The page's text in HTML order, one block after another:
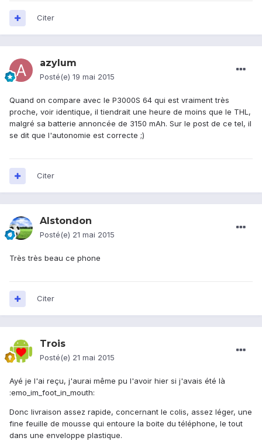
Citer
azylum
Posté(e) 19 mai 2015
Quand on compare avec le P3000S 64 qui est vraiment très
proche, voir identique, il tiendrait une heure de moins que le THL,
malgré sa batterie annoncée de 3150 mAh. Sur le post de ce tel, il
se dit que l'autonomie est correcte ;)
Citer
Alstondon
Posté(e) 21 mai 2015
Très très beau ce phone
Citer
Trois
Posté(e) 21 mai 2015
Ayé je l'ai reçu, j'aurai même pu l'avoir hier si j'avais été là
:emo_im_foot_in_mouth:
Donc livraison assez rapide, concernant le colis, assez léger, une
fine feuille de mousse qui entoure la boite du téléphone, le tout
dans une enveloppe plastique.